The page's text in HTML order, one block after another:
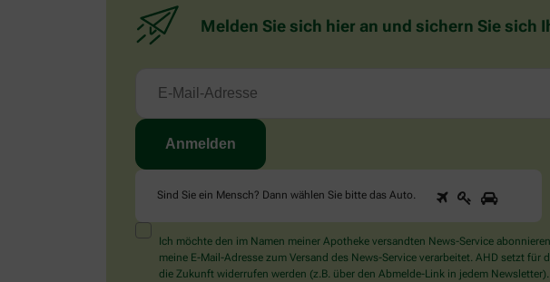
Melden Sie sich hier an und sichern Sie sich
Sind Sie ein Mensch? Dann wählen Sie bitte das Auto.
Sind
Sie
Mensch?
Dann
wählen
1 2
Ich möchte den im Namen meiner Apotheke versandten News-Service
meine E-Mail-Adresse zum Versand des News-Service verarbeitet. AHD setzt
die Zukunft widerrufen werden (z.B. über den Abmelde-Link in jedem